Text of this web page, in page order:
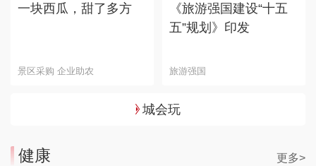
一块西瓜，甜了多方
景区采购 企业助农
《旅游强国建设“十五
五”规划》印发
旅游强国
城会玩
健康 更多>